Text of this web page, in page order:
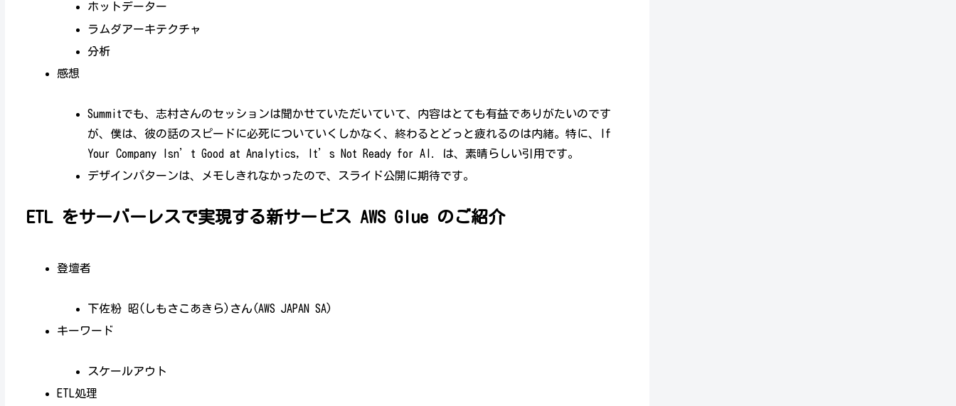
ホットデーター
ラムダアーキテクチャ
分析
感想
Summitでも、志村さんのセッションは聞かせていただいていて、内容はとても有益でありがたいのです
が、僕は、彼の話のスピードに必死についていくしかなく、終わるとどっと疲れるのは内緒。特に、If
Your Company Isn’t Good at Analytics, It’s Not Ready for AI. は、素晴らしい引用です。
デザインパターンは、メモしきれなかったので、スライド公開に期待です。
ETL をサーバーレスで実現する新サービス AWS Glue のご紹介
登壇者
下佐粉 昭(しもさこあきら)さん(AWS JAPAN SA)
キーワード
スケールアウト
ETL処理